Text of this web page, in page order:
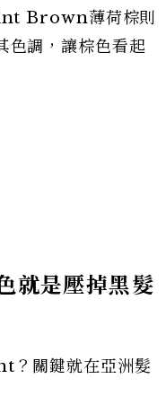
Brown薄荷棕則
色調，讓棕色看起
是壓掉黑髮
關鍵就在亞洲髮